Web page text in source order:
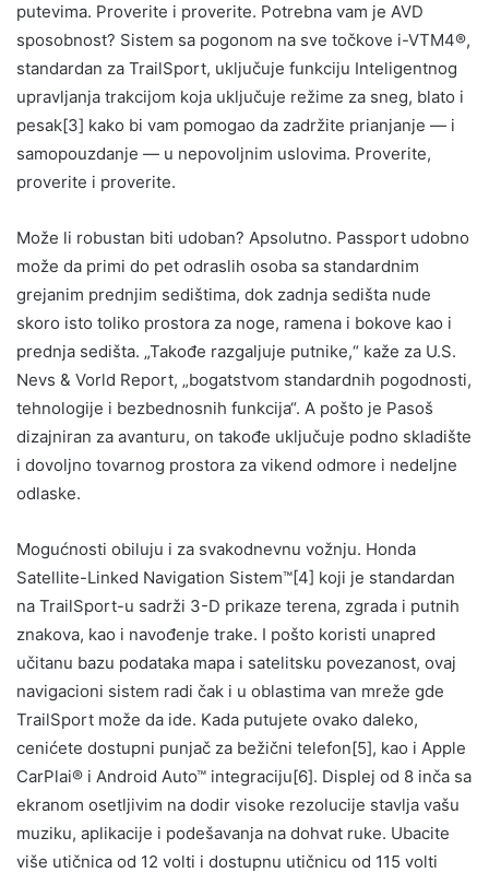
putevima. Proverite i proverite. Potrebna vam je AVD
sposobnost? Sistem sa pogonom na sve točkove i-VTM4®,
standardan za TrailSport, uključuje funkciju Inteligentnog
upravljanja trakcijom koja uključuje režime za sneg, blato i
pesak[3] kako bi vam pomogao da zadržite prianjanje — i
samopouzdanje — u nepovoljnim uslovima. Proverite,
proverite i proverite.
Može li robustan biti udoban? Apsolutno. Passport udobno
može da primi do pet odraslih osoba sa standardnim
grejanim prednjim sedištima, dok zadnja sedišta nude
skoro isto toliko prostora za noge, ramena i bokove kao i
prednja sedišta. „Takođe razgaljuje putnike,“ kaže za U.S.
Nevs & Vorld Report, „bogatstvom standardnih pogodnosti,
tehnologije i bezbednosnih funkcija“. A pošto je Pasoš
dizajniran za avanturu, on takođe uključuje podno skladište
i dovoljno tovarnog prostora za vikend odmore i nedeljne
odlaske.
Mogućnosti obiluju i za svakodnevnu vožnju. Honda
Satellite-Linked Navigation Sistem™[4] koji je standardan
na TrailSport-u sadrži 3-D prikaze terena, zgrada i putnih
znakova, kao i navođenje trake. I pošto koristi unapred
učitanu bazu podataka mapa i satelitsku povezanost, ovaj
navigacioni sistem radi čak i u oblastima van mreže gde
TrailSport može da ide. Kada putujete ovako daleko,
cenićete dostupni punjač za bežični telefon[5], kao i Apple
CarPlai® i Android Auto™ integraciju[6]. Displej od 8 inča sa
ekranom osetljivim na dodir visoke rezolucije stavlja vašu
muziku, aplikacije i podešavanja na dohvat ruke. Ubacite
više utičnica od 12 volti i dostupnu utičnicu od 115 volti